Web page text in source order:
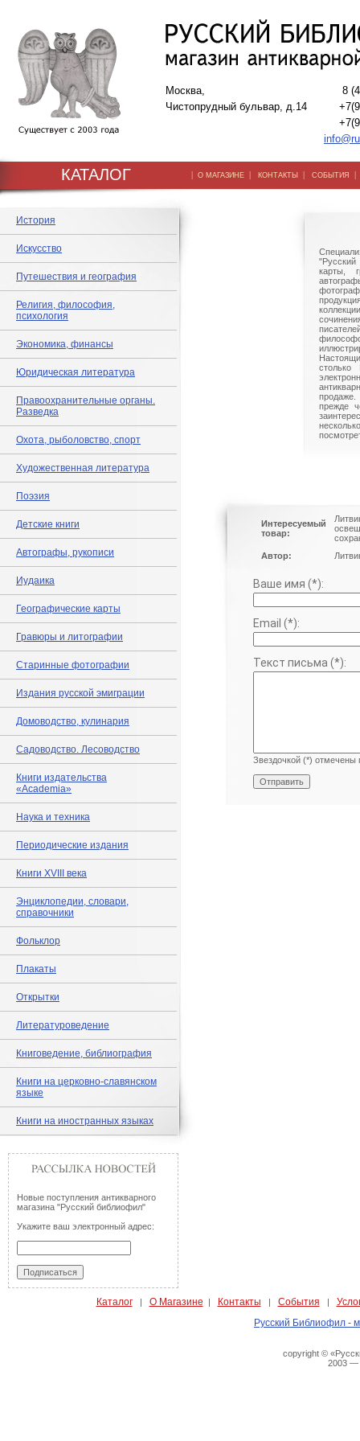
Москва,
Чистопрудный бульвар, д.14
8
КАТАЛОГ | О МАГАЗИНЕ | КОНТАКТЫ | СОБЫТИЯ
История
Искусство
Путешествия и география
Религия, философия,
психология
Экономика, финансы
Юридическая литература
Правоохранительные органы.
Разведка
Охота, рыболовство, спорт
Художественная литература
Поэзия
Детские книги
Автографы, рукописи
Иудаика
Географические карты
Гравюры и литографии
Старинные фотографии
Издания русской эмиграции
Домоводство, кулинария
Садоводство. Лесоводство
Книги издательства
«Academia»
Наука и техника
Периодические издания
Книги XVIII века
Энциклопедии, словари,
справочники
Фольклор
Плакаты
Открытки
Литературоведение
Книговедение, библиография
Книги на церковно-славянском
языке
Книги на иностранных языках
Новые поступления антикварного
магазина "Русский библиофил"
Укажите ваш электронный адрес:
"Русский
карты,
столько
прежде
Интересуемый
товар:
Автор:
Ваше имя (*):
Email (*):
Текст письма (*):
Звездочкой (*) отмечены
Каталог| О Магазине | Контакты | События |
Русский Библиофил -
copyright ©
2003 —